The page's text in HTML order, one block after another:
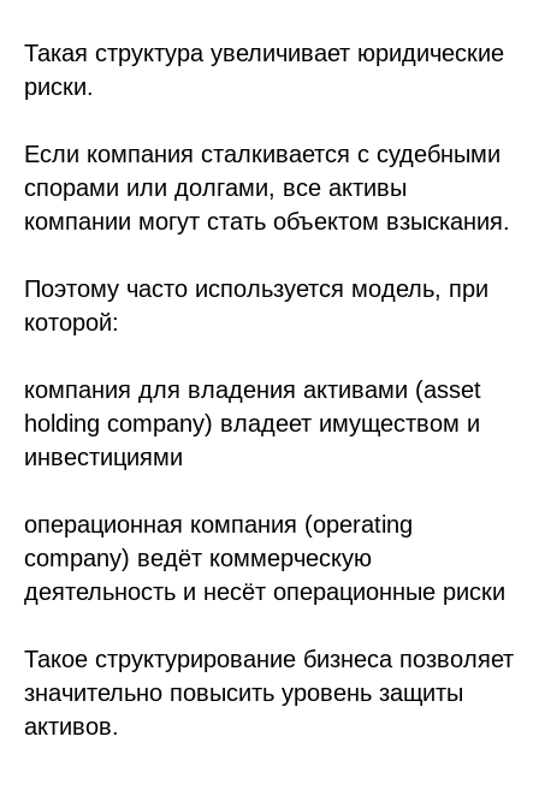
Такая структура увеличивает юридические
риски.
Если компания сталкивается с судебными
спорами или долгами, все активы
компании могут стать объектом взыскания.
Поэтому часто используется модель, при
которой:
компания для владения активами (asset
holding company) владеет имуществом и
инвестициями
операционная компания (operating
company) ведёт коммерческую
деятельность и несёт операционные риски
Такое структурирование бизнеса позволяет
значительно повысить уровень защиты
активов.